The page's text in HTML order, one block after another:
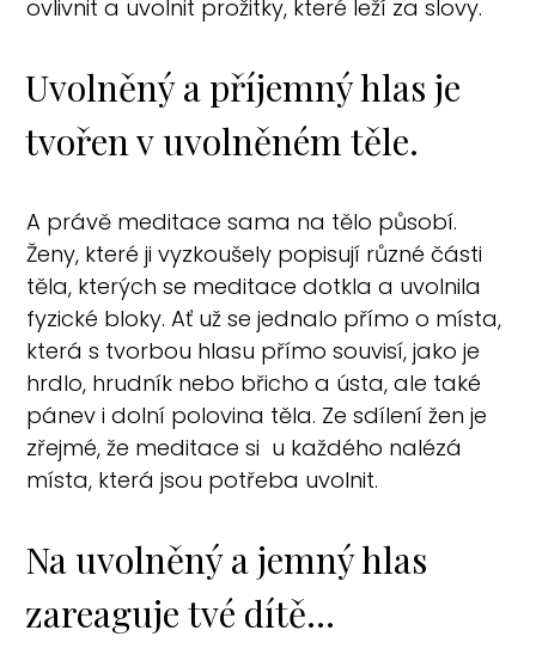
ovlivnit a uvolnit prožitky, které leží za slovy.
Uvolněný a příjemný hlas je
tvořen v uvolněném těle.
A právě meditace sama na tělo působí.
Ženy, které ji vyzkoušely popisují různé části
těla, kterých se meditace dotkla a uvolnila
fyzické bloky. Ať už se jednalo přímo o místa,
která s tvorbou hlasu přímo souvisí, jako je
hrdlo, hrudník nebo břicho a ústa, ale také
pánev i dolní polovina těla. Ze sdílení žen je
zřejmé, že meditace si u každého nalézá
místa, která jsou potřeba uvolnit.
Na uvolněný a jemný hlas
zareaguje tvé dítě...